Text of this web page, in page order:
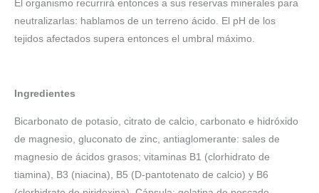
El organismo recurrirá entonces a sus reservas minerales para
neutralizarlas: hablamos de un terreno ácido. El pH de los
tejidos afectados supera entonces el umbral máximo.
Ingredientes
Bicarbonato de potasio, citrato de calcio, carbonato e hidróxido
de magnesio, gluconato de zinc, antiaglomerante: sales de
magnesio de ácidos grasos; vitaminas B1 (clorhidrato de
tiamina), B3 (niacina), B5 (D-pantotenato de calcio) y B6